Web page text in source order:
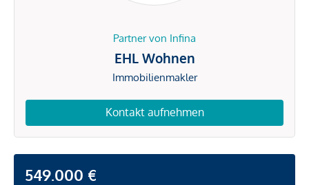
Partner von Infina
EHL Wohnen
Immobilienmakler
Kontakt aufnehmen
549.000 €